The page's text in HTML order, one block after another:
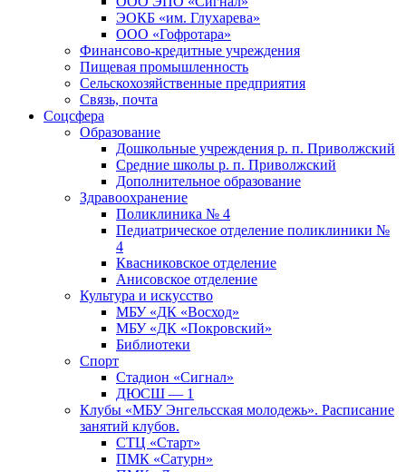
ЭОКБ «им. Глухарева»
ООО «Гофротара»
Финансово-кредитные учреждения
Пищевая промышленность
Сельскохозяйственные предприятия
Связь, почта
Соцсфера
Образование
Дошкольные учреждения р. п. Приволжский
Средние школы р. п. Приволжский
Дополнительное образование
Здравоохранение
Поликлиника № 4
Педиатрическое отделение поликлиники №
4
Квасниковское отделение
Анисовское отделение
Культура и искусство
МБУ «ДК «Восход»
МБУ «ДК «Покровский»
Библиотеки
Спорт
Стадион «Сигнал»
ДЮСШ — 1
Клубы «МБУ Энгельсская молодежь». Расписание
занятий клубов.
СТЦ «Старт»
ПМК «Сатурн»